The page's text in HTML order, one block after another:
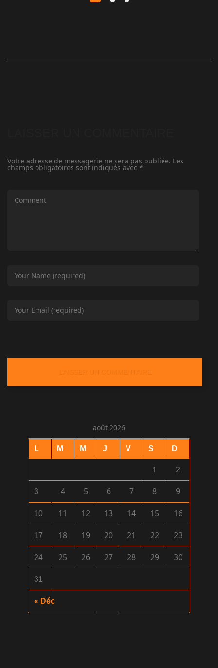
Votre adresse de messagerie ne sera pas publiée. Les
champs obligatoires sont indiqués avec *
août 2026
L M M J V S D
« Déc
1 2
3 4 5 6 7 8 9
10 11 12 13 14 15 16
17 18 19 20 21 22 23
24 25 26 27 28 29 30
31